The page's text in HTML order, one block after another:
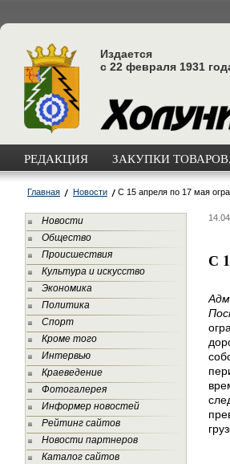
Издается
с 22 февраля 1931
РЕДАКЦИЯ ЗАКУПКИ
Главная Новости С 15 апреля по 17 мая
Новости
Общество
Происшествия
Культура и искусство
Экономика
Политика
Спорт
Кроме того
Интервью
Краеведение
Фотогалерея
Информер новостей
Рейтинг сайтов
Новости партнеров
Каталог сайтов
С